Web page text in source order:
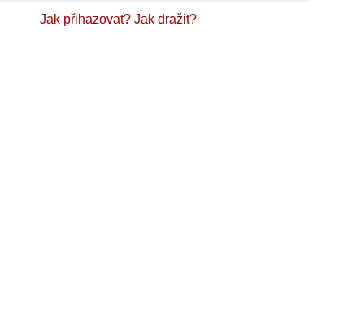
Jak přihazovat? Jak dražit?